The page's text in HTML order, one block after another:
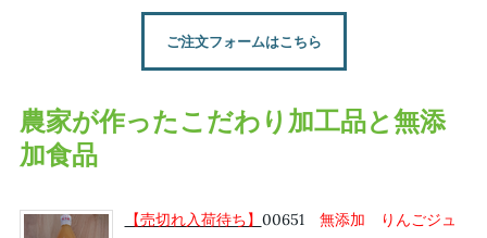
ご注文フォームはこちら
農家が作ったこだわり加工品と無添
加食品
【売切れ入荷待ち】 00651 無添加 りんごジュ